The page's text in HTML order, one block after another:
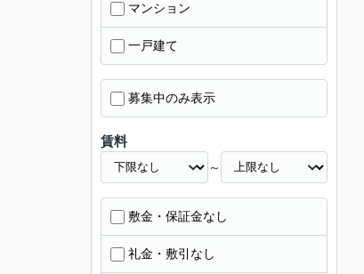
マンション
一戸建て
募集中のみ表示
賃料
～
敷金・保証金なし
礼金・敷引なし